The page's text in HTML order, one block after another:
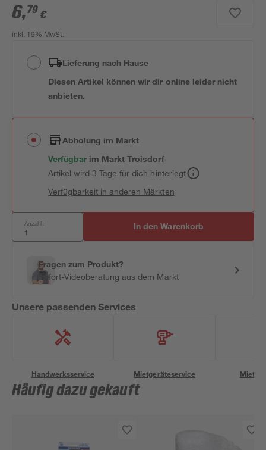
6,79 €
inkl. 19% MwSt.
Lieferung nach Hause
Diesen Artikel können wir dir online leider nicht
anbieten.
Abholung im Markt
Verfügbar im MarktTroisdorf
Artikel wird 3 Tage für dich hinterlegt
Verfügbarkeit in anderen Märkten
Anzahl: In den Warenkorb
Fragen zum Produkt?
Sofort-Videoberatung aus dem Markt
Unsere passenden Services
Handwerksservice Mietgeräteservice
Häufig dazu gekauft